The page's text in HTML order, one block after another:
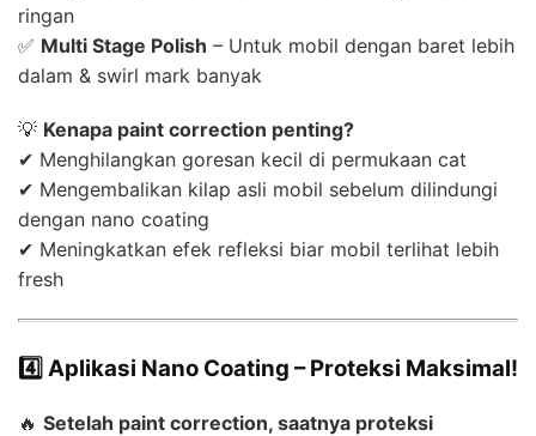
ringan
✅ Multi Stage Polish – Untuk mobil dengan baret lebih
dalam & swirl mark banyak
💡 Kenapa paint correction penting?
✔ Menghilangkan goresan kecil di permukaan cat
✔ Mengembalikan kilap asli mobil sebelum dilindungi
dengan nano coating
✔ Meningkatkan efek refleksi biar mobil terlihat lebih
fresh
4️⃣ Aplikasi Nano Coating – Proteksi Maksimal!
🔥 Setelah paint correction, saatnya proteksi